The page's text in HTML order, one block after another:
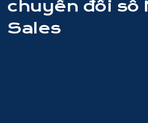
chuyển đổi số
Sales